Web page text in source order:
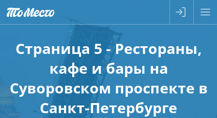
Страница 5 - Рестораны,
кафе и бары на
Суворовском проспекте в
Санкт-Петербурге